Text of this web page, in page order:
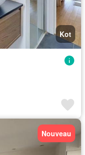
Kot
Nouveau